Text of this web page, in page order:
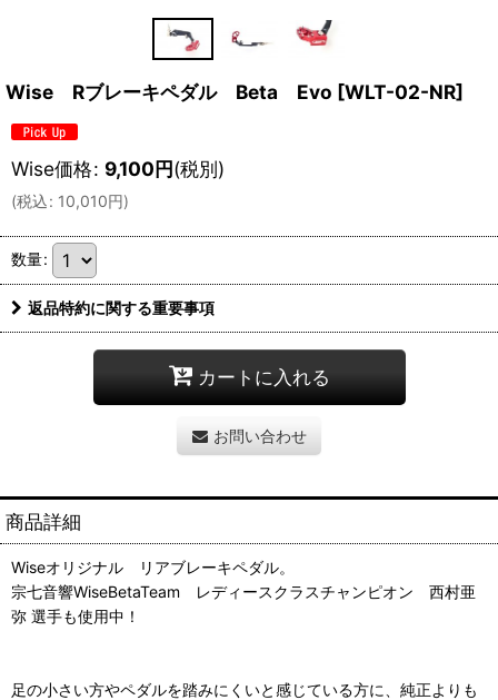
Wise Rブレーキペダル Beta Evo [WLT-02-NR]
Wise価格: 9,100円(税別)
(税込: 10,010円)
数量:
返品特約に関する重要事項
カートに入れる
お問い合わせ
商品詳細
Wiseオリジナル リアブレーキペダル。
宗七音響WiseBetaTeam レディースクラスチャンピオン 西村亜
弥 選手も使用中！
足の小さい方やペダルを踏みにくいと感じている方に、純正よりも